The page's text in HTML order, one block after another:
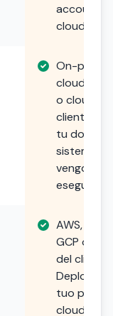
account
cloud).
On-
cloud
o cloud del
cliente.
tu dove i
sistemi
vengono
eseguiti.
AWS,
GCP o
del cliente.
Deploya
tuo
cloud